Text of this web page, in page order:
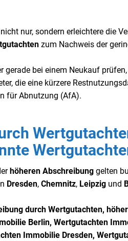
nicht nur, sondern erleichtere die
zum Nachweis der
bei einem Neukauf
die eine kürzere
für Abnutzung (AfA).
höheren Abschreibung gelten
Dresden, Chemnitz, Leipzig und
durch Wertgutachten,
Berlin, Wertgutachten
Immobilie Dresden,